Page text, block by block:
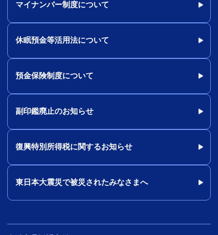
マイナンバー制度について
休眠預金等活用法について
預金保険制度について
副印鑑廃止のお知らせ
復興特別所得税に関するお知らせ
東日本大震災で被災されたみなさまへ